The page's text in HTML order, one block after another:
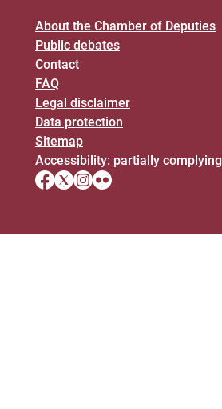
About the Chamber of Deputies
Public debates
Contact
FAQ
Legal disclaimer
Data protection
Sitemap
Accessibility: partially complying